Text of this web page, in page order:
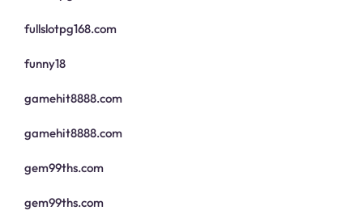
fullslotpg168.com
funny18
gamehit8888.com
gamehit8888.com
gem99ths.com
gem99ths.com